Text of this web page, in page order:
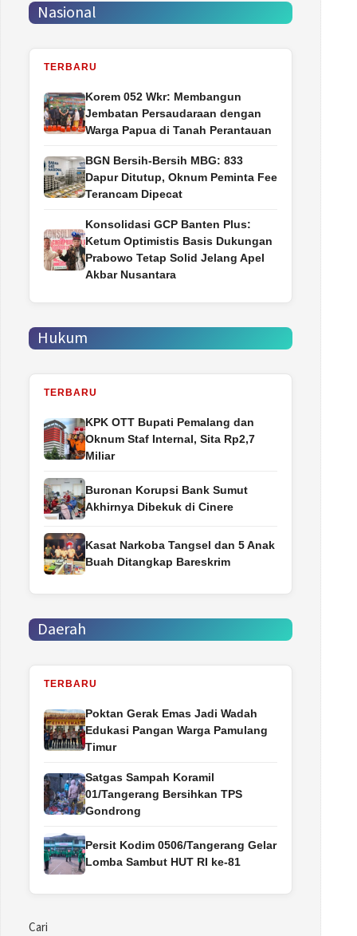
Nasional
TERBARU
Korem 052 Wkr: Membangun
Jembatan Persaudaraan dengan
Warga Papua di Tanah Perantauan
BGN Bersih-Bersih MBG: 833
Dapur Ditutup, Oknum Peminta Fee
Terancam Dipecat
Konsolidasi GCP Banten Plus:
Ketum Optimistis Basis Dukungan
Prabowo Tetap Solid Jelang Apel
Akbar Nusantara
Hukum
TERBARU
‎KPK OTT Bupati Pemalang dan
Oknum Staf Internal, Sita Rp2,7
Miliar
Buronan Korupsi Bank Sumut
Akhirnya Dibekuk di Cinere
Kasat Narkoba Tangsel dan 5 Anak
Buah Ditangkap Bareskrim
Daerah
TERBARU
Poktan Gerak Emas Jadi Wadah
Edukasi Pangan Warga Pamulang
Timur
Satgas Sampah Koramil
01/Tangerang Bersihkan TPS
Gondrong
Persit Kodim 0506/Tangerang Gelar
Lomba Sambut HUT RI ke-81
Cari